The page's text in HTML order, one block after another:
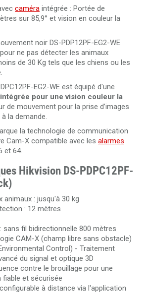
caméra intégrée : Portée de
sur 85,9° et vision en couleur la
noir DS-PDP12PF-EG2-WE
ne pas détecter les animaux
de 30 Kg tels que les chiens ou les
EG2-WE est équipé d'une
pour une vision couleur la
de mouvement pour la prise d’images
la demande.
la technologie de communication
Cam-X compatible avec les alarmes
et 64.
Hikvision DS-PDPC12PF-
animaux : jusqu'à 30 kg
: 12 mètres
sans fil bidirectionnelle 800 mètres
CAM-X (champ libre sans obstacle)
Control) - Traitement
du signal et optique 3D
contre le brouillage pour une
et sécurisée
à distance via l'application